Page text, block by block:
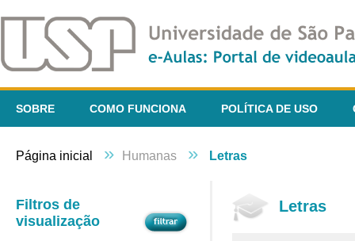
SOBRE COMO FUNCIONA POLÍTICA DE USO
Página inicial » Humanas » Letras
Filtros de
visualização
Letras